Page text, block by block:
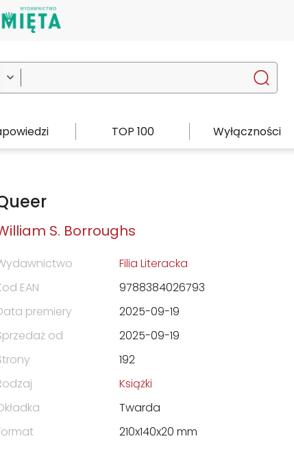

TOP 100 Wyłączności
S. Borroughs
Filia Literacka
EAN
9788384026793
premiery
2025-09-19
od
2025-09-19
192
Książki
Twarda
210x140x20 mm